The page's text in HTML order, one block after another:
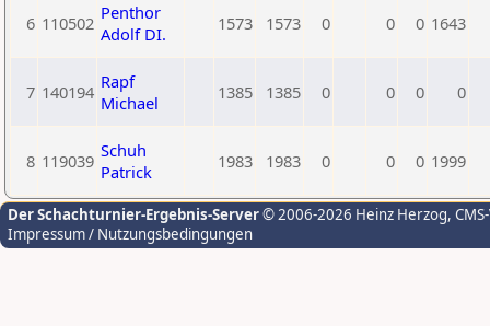
6 110502 Penthor
Adolf DI.
1573 1573 0 0 0 1643
7 140194 Rapf
Michael
1385 1385 0 0 0 0
8 119039 Schuh
Patrick
1983 1983 0 0 0 1999
Der Schachturnier-Ergebnis-Server© 2006-2026 Heinz Herzog,
Impressum / Nutzungsbedingungen